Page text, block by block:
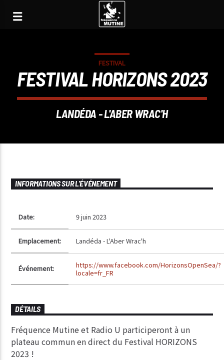
FESTIVAL
FESTIVAL HORIZONS 2023
LANDÉDA - L'ABER WRAC'H
INFORMATIONS SUR L'ÉVÉNEMENT
Date: 9 juin 2023
Emplacement: Landéda - L'Aber Wrac'h
Événement:
https://www.facebook.com/HorizonsOpenSea/?
locale=fr_FR
DÉTAILS
Fréquence Mutine et Radio U participeront à un
plateau commun en direct du Festival HORIZONS
2023 !